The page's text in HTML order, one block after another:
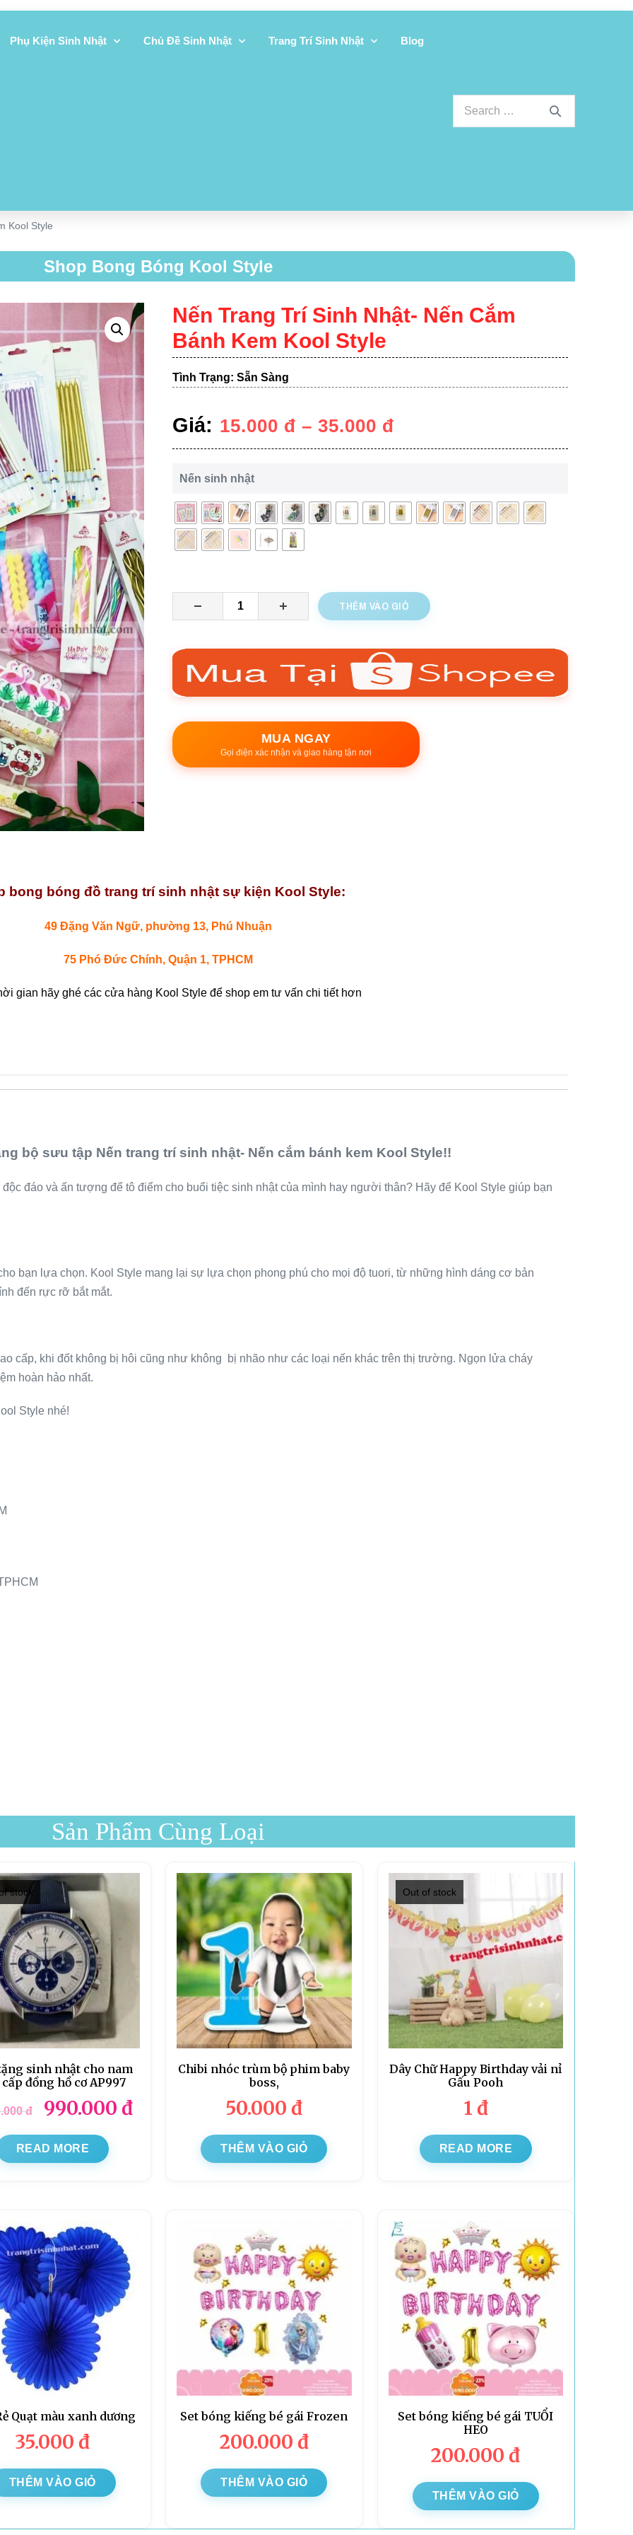
Phụ Kiện Sinh Nhật Chủ Đề Sinh Nhật Trang Trí Sinh Nhật Blog
Kool Style
Shop Bong Bóng Kool Style
Nến Trang Trí Sinh Nhật- Nến Cắm
Bánh Kem Kool Style
Tình Trạng: Sẵn Sàng
Giá: 15.000 đ – 35.000 đ
Nến sinh nhật
THÊM VÀO GIỎ
MUA NGAY
Gọi điện xác nhận và giao hàng tận nơi
bong bóng đồ trang trí sinh nhật sự kiện Kool Style:
49 Đặng Văn Ngữ, phường 13, Phú Nhuận
75 Phó Đức Chính, Quận 1, TPHCM
gian hãy ghé các cửa hàng Kool Style để shop em tư vấn chi tiết hơn
bộ sưu tập Nến trang trí sinh nhật- Nến cắm bánh kem Kool Style!!
đáo và ấn tượng để tô điểm cho buổi tiệc sinh nhật của mình hay người thân? Hãy để Kool Style giúp bạn
bạn lựa chọn. Kool Style mang lại sự lựa chọn phong phú cho mọi độ tuori, từ những hình dáng cơ bản
đến rực rỡ bắt mắt.
cấp, khi đốt không bị hôi cũng như không bị nhão như các loại nến khác trên thị trường. Ngọn lửa cháy
hoàn hảo nhất.
Style nhé!
Sản Phẩm Cùng Loại
stock
sinh nhật cho nam
đồng hồ cơ AP997
đ 990.000 đ
READ MORE
Chibi nhóc trùm bộ phim baby
boss,
50.000đ
THÊM VÀO GIỎ
Out of stock
Dây Chữ Happy Birthday vải nỉ
Gấu Pooh
1 đ
READ MORE
Quạt màu xanh dương
35.000đ
THÊM VÀO GIỎ
Set bóng kiếng bé gái Frozen
200.000 đ
THÊM VÀO GIỎ
Set bóng kiếng bé gái TUỔI
HEO
200.000đ
THÊM VÀO GIỎ